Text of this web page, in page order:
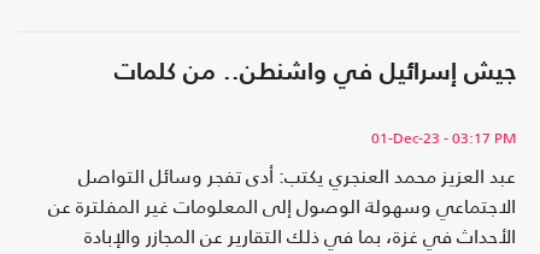
جيش إسرائيل في واشنطن.. من كلمات
01-Dec-23 - 03:17 PM
عبد العزيز محمد العنجري يكتب: أدى تفجر وسائل التواصل
الاجتماعي وسهولة الوصول إلى المعلومات غير المفلترة عن
الأحداث في غزة، بما في ذلك التقارير عن المجازر والإبادة